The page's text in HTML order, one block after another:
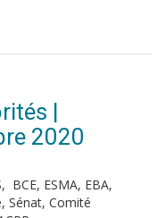
|
2020
BCE, ESMA, EBA,
Sénat, Comité